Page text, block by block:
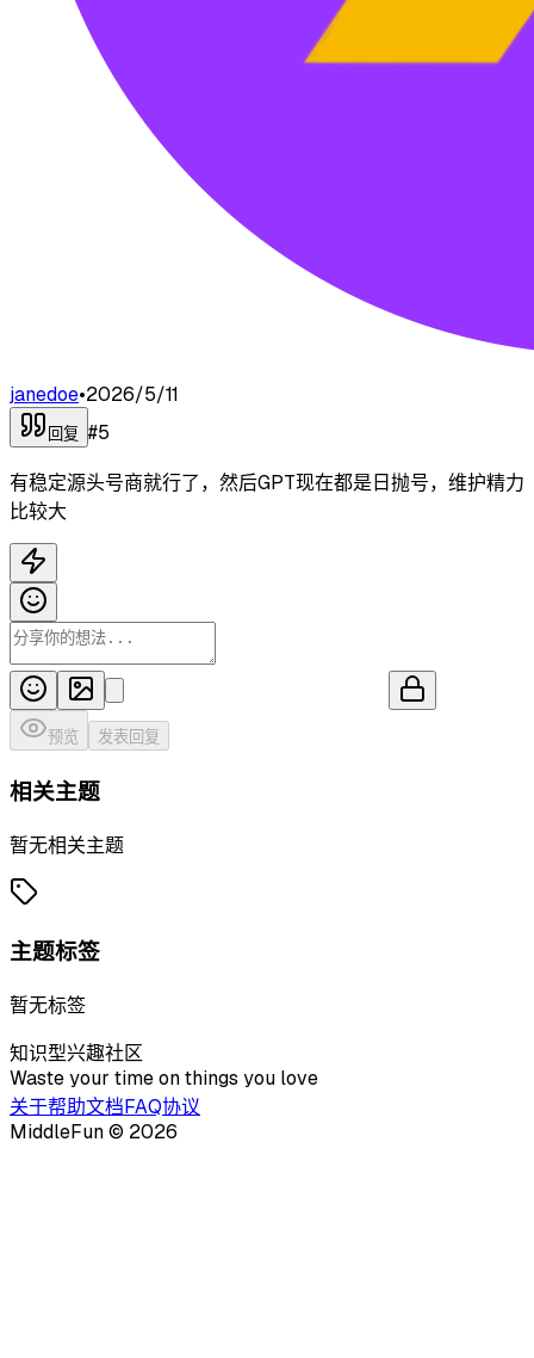
janedoe•2026/5/11
回复 #5
有稳定源头号商就行了，然后GPT现在都是日抛号，维护精力
比较大
预览 发表回复
相关主题
暂无相关主题
主题标签
暂无标签
知识型兴趣社区
Waste your time on things you love
关于帮助文档FAQ协议
MiddleFun © 2026